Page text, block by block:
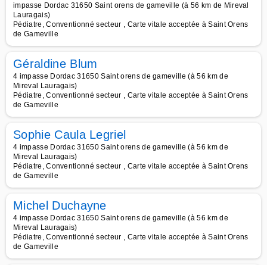
impasse Dordac 31650 Saint orens de gameville (à 56 km de Mireval
Lauragais)
Pédiatre, Conventionné secteur , Carte vitale acceptée à Saint Orens
de Gameville
Géraldine Blum
4 impasse Dordac 31650 Saint orens de gameville (à 56 km de
Mireval Lauragais)
Pédiatre, Conventionné secteur , Carte vitale acceptée à Saint Orens
de Gameville
Sophie Caula Legriel
4 impasse Dordac 31650 Saint orens de gameville (à 56 km de
Mireval Lauragais)
Pédiatre, Conventionné secteur , Carte vitale acceptée à Saint Orens
de Gameville
Michel Duchayne
4 impasse Dordac 31650 Saint orens de gameville (à 56 km de
Mireval Lauragais)
Pédiatre, Conventionné secteur , Carte vitale acceptée à Saint Orens
de Gameville